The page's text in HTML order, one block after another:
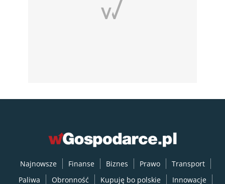
Najnowsze Finanse Biznes Prawo
Transport
Paliwa
Obronność Kupuję bo polskie Innowacje